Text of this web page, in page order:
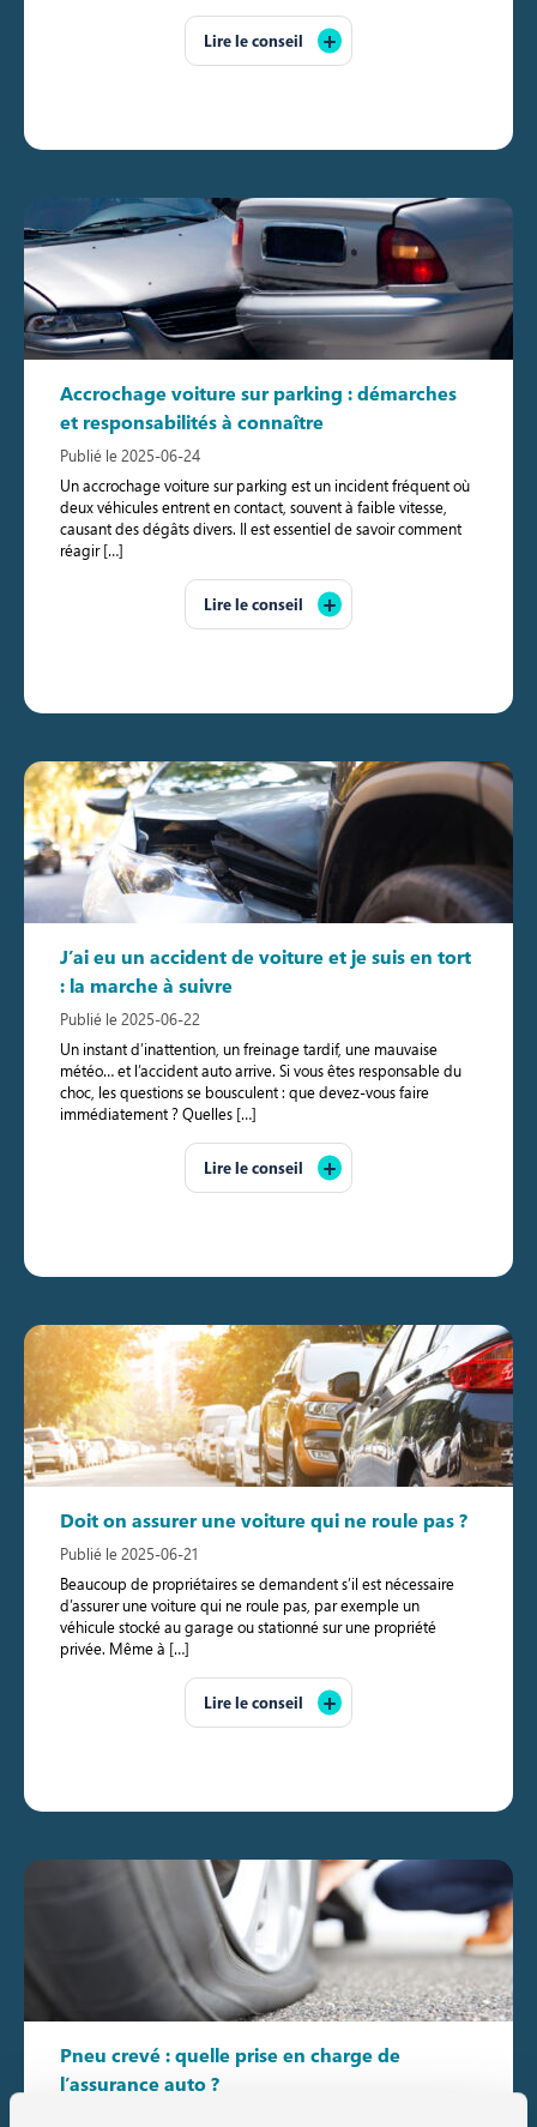
Lire le conseil
Accrochage voiture sur parking : démarches
et responsabilités à connaître
Publié le 2025-06-24
Un accrochage voiture sur parking est un incident fréquent où
deux véhicules entrent en contact, souvent à faible vitesse,
causant des dégâts divers. Il est essentiel de savoir comment
réagir […]
Lire le conseil
J’ai eu un accident de voiture et je suis en tort
: la marche à suivre
Publié le 2025-06-22
Un instant d’inattention, un freinage tardif, une mauvaise
météo… et l’accident auto arrive. Si vous êtes responsable du
choc, les questions se bousculent : que devez-vous faire
immédiatement ? Quelles […]
Lire le conseil
Doit on assurer une voiture qui ne roule pas ?
Publié le 2025-06-21
Beaucoup de propriétaires se demandent s’il est nécessaire
d’assurer une voiture qui ne roule pas, par exemple un
véhicule stocké au garage ou stationné sur une propriété
privée. Même à […]
Lire le conseil
Pneu crevé : quelle prise en charge de
l’assurance auto ?